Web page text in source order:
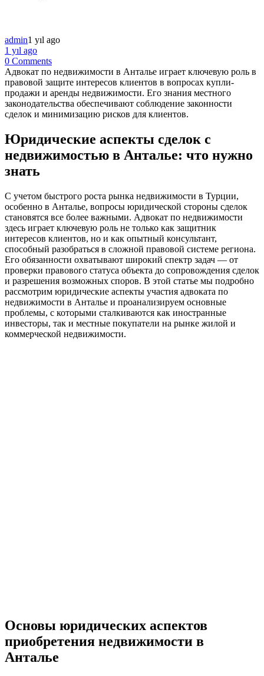
admin1 yıl ago
1 yıl ago
0 Comments
Адвокат по недвижимости в Анталье играет ключевую роль в
правовой защите интересов клиентов в вопросах купли-
продажи и аренды недвижимости. Его знания местного
законодательства обеспечивают соблюдение законности
сделок и минимизацию рисков для клиентов.
Юридические аспекты сделок с
недвижимостью в Анталье: что нужно
знать
С учетом быстрого роста рынка недвижимости в Турции,
особенно в Анталье, вопросы юридической стороны сделок
становятся все более важными. Адвокат по недвижимости
здесь играет ключевую роль не только как защитник
интересов клиентов, но и как опытный консультант,
способный разобраться в сложной правовой системе региона.
Его обязанности охватывают широкий спектр задач — от
проверки правового статуса объекта до сопровождения сделок
и разрешения возможных споров. В этой статье мы подробно
рассмотрим юридические аспекты участия адвоката по
недвижимости в Анталье и проанализируем основные
проблемы, с которыми сталкиваются как иностранные
инвесторы, так и местные покупатели на рынке жилой и
коммерческой недвижимости.
Основы юридических аспектов
приобретения недвижимости в
Анталье